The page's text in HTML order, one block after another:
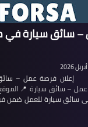
– سائق سيارة في
فرصة عمل –
– سائق سيارة 📍
سائق سيارة للعمل ضمن